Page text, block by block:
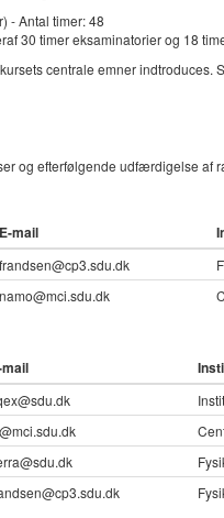
- Antal timer: 48
30 timer eksaminatorier og 18
centrale emner
og efterfølgende udfærdigelse af
E-mail
frandsen@cp3.sdu.dk
namo@mci.sdu.dk
mail